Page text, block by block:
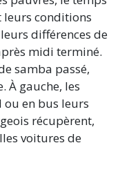
leurs conditions
différences de
midi terminé.
samba passé,
À gauche, les
en bus leurs
récupèrent,
voitures de